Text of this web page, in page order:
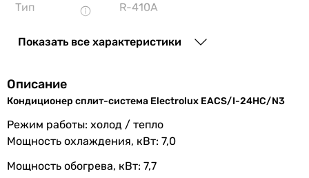
57 499грн
Тип
R-410A
Мощность и эффективность
Мощность
охлаждения
7 кВт
Мощность
7.7 кВт
Показать все характеристики
Описание
Кондиционер сплит-система Electrolux EACS/I-24HC/N3
Режим работы: холод / тепло
Мощность охлаждения, кВт: 7,0
Мощность обогрева, кВт: 7,7